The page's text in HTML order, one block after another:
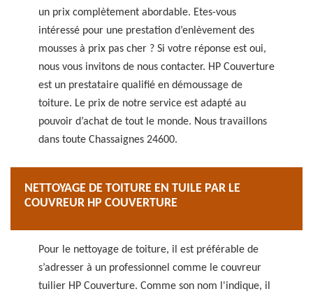
un prix complètement abordable. Etes-vous
intéressé pour une prestation d’enlèvement des
mousses à prix pas cher ? Si votre réponse est oui,
nous vous invitons de nous contacter. HP Couverture
est un prestataire qualifié en démoussage de
toiture. Le prix de notre service est adapté au
pouvoir d’achat de tout le monde. Nous travaillons
dans toute Chassaignes 24600.
NETTOYAGE DE TOITURE EN TUILE PAR LE
COUVREUR HP COUVERTURE
Pour le nettoyage de toiture, il est préférable de
s’adresser à un professionnel comme le couvreur
tuilier HP Couverture. Comme son nom l'indique, il